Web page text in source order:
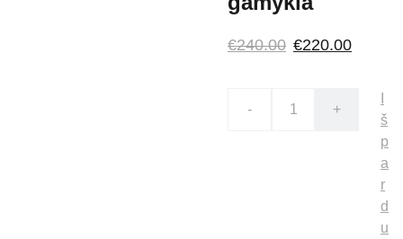
€240.00 €220.00
- +
š
p
a
r
d
u